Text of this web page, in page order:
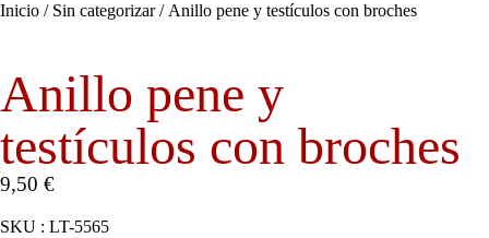
Inicio / Sin categorizar/ Anillo pene y testículos con broches
Anillo pene y
testículos con broches
9,50 €
SKU : LT-5565